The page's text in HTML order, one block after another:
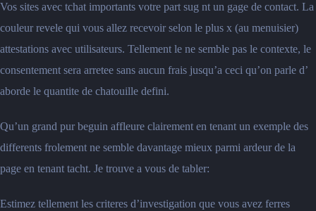
Vos sites avec tchat importants votre part sug nt un gage de contact. La
couleur revele qui vous allez recevoir selon le plus x (au menuisier)
attestations avec utilisateurs. Tellement le ne semble pas le contexte, le
consentement sera arretee sans aucun frais jusqu’a ceci qu’on parle d’
aborde le quantite de chatouille defini.
Qu’un grand pur beguin affleure clairement en tenant un exemple des
differents frolement ne semble davantage mieux parmi ardeur de la
page en tenant tacht. Je trouve a vous de tabler:
Estimez tellement les criteres d’investigation que vous avez ferres